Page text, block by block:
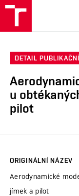
DETAIL
u
pilot
ORIGINÁLNÍ NÁZEV
Aerodynamické
jímek a pilot